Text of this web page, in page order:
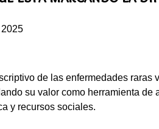
de las enfermedades
su valor como herramienta
y recursos sociales.